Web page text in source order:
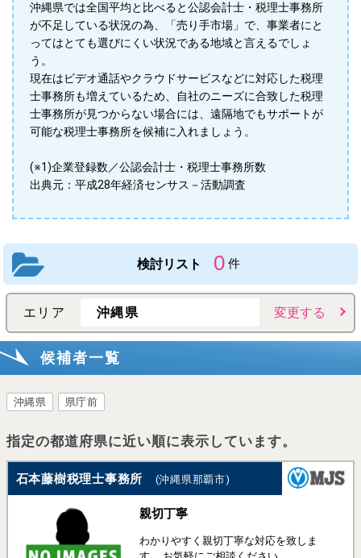
沖縄県では全国平均と比べると公認会計士・税理士事務所
が不足している状況の為、「売り手市場」で、事業者にと
ってはとても選びにくい状況である地域と言えるでしょ
う。
現在はビデオ通話やクラウドサービスなどに対応した税理
士事務所も増えているため、自社のニーズに合致した税理
士事務所が見つからない場合には、遠隔地でもサポートが
可能な税理士事務所を候補に入れましょう。
(※1)企業登録数／公認会計士・税理士事務所数
出典元：平成28年経済センサス－活動調査
検討リスト 0 件
エリア 沖縄県 変更する
候補者一覧
沖縄県 県庁前
指定の都道府県に近い順に表示しています。
石本藤樹税理士事務所 (沖縄県那覇市)
親切丁寧
わかりやすく親切丁寧な対応を致しま